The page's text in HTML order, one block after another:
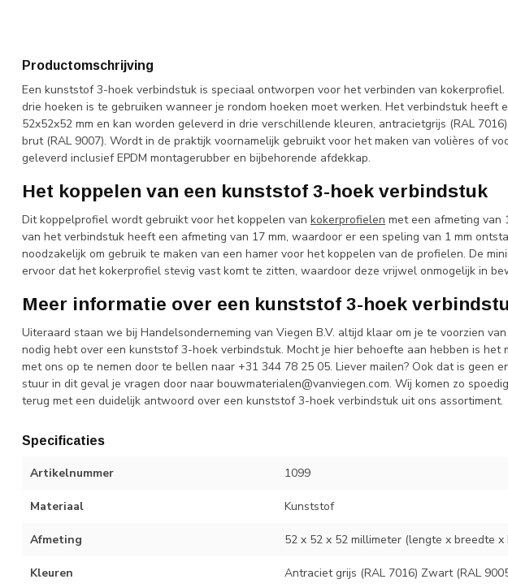
Productomschrijving
Een kunststof 3-hoek verbindstuk is speciaal ontworpen voor het verbinden van
drie hoeken is te gebruiken wanneer je rondom hoeken moet werken. Het verbindstuk heeft
52x52x52 mm en kan worden geleverd in drie verschillende kleuren, antracietgrijs (RAL
brut (RAL 9007). Wordt in de praktijk voornamelijk gebruikt voor het maken van volières of
geleverd inclusief EPDM montagerubber en bijbehorende afdekkap.
Het koppelen van een kunststof 3-hoek verbindstuk
Dit koppelprofiel wordt gebruikt voor het koppelen van kokerprofielen met een afmeting van
van het verbindstuk heeft een afmeting van 17 mm, waardoor er een speling van 1 mm
noodzakelijk om gebruik te maken van een hamer voor het koppelen van de profielen. De
ervoor dat het kokerprofiel stevig vast komt te zitten, waardoor deze vrijwel onmogelijk in
Meer informatie over een kunststof 3-hoek
Uiteraard staan we bij Handelsonderneming van Viegen B.V. altijd klaar om je te voorzien
nodig hebt over een kunststof 3-hoek verbindstuk. Mocht je hier behoefte aan hebben is het
met ons op te nemen door te bellen naar +31 344 78 25 05. Liever mailen? Ook dat is geen
stuur in dit geval je vragen door naar bouwmaterialen@vanviegen.com. Wij komen zo
terug met een duidelijk antwoord over een kunststof 3-hoek verbindstuk uit ons assortiment.
Specificaties
Artikelnummer 1099
Materiaal Kunststof
Afmeting 52 x 52 x 52 millimeter (lengte x breedte x
Kleuren Antraciet grijs (RAL 7016) Zwart (RAL